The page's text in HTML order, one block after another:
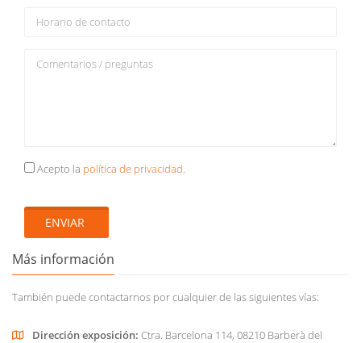
Acepto la política de privacidad.
ENVIAR
Más información
También puede contactarnos por cualquier de las siguientes vías:
Dirección exposición: Ctra. Barcelona 114, 08210 Barberà del